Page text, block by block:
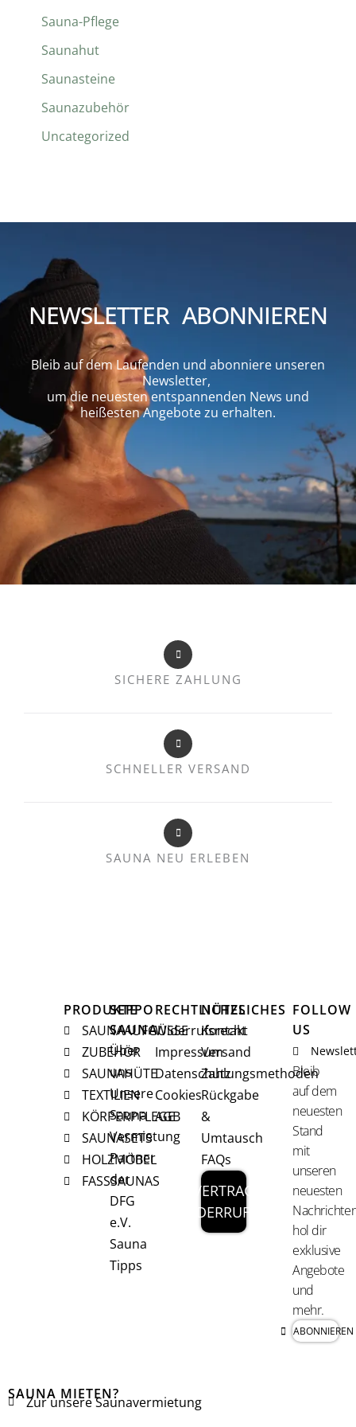
Sauna-Pflege
Saunahut
Saunasteine
Saunazubehör
Uncategorized
NEWSLETTER ABONNIEREN
Bleib auf dem Laufenden und abonniere unseren
Newsletter,
um die neuesten entspannenden News und
heißesten Angebote zu erhalten.
SICHERE ZAHLUNG
SCHNELLER VERSAND
SAUNA NEU ERLEBEN
PRODUKTE
SAUNAAUFGÜSSE
ZUBEHÖR
SAUNAHÜTE
TEXTILIEN
KÖRPERPFLEGE
SAUNASETS
HOLZMÖBEL
FASSSAUNAS
SEPPO
SAUNA
Über
uns
Unsere
Sauna
Vermietung
Partner
der
DFG
e.V.
Sauna
Tipps
RECHTLICHES
Widerrufsrecht
Impressum
Datenschutz
Cookies
AGB
NÜTZLICHES
Kontakt
Versand
Zahlungsmethoden
Rückgabe
&
Umtausch
FAQs
VERTRAG
WIDERRUFEN
FOLLOW
US
Bleib
auf dem
neuesten
Stand
mit
unseren
neuesten
hol dir
exklusive
Angebote
und
mehr.
ABONNIEREN
SAUNA MIETEN?
Zur unsere Saunavermietung